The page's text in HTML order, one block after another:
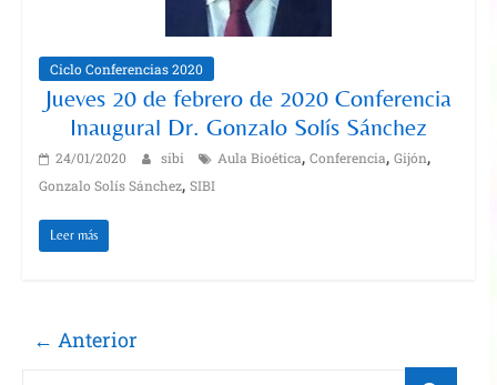
Ciclo Conferencias 2020
Jueves 20 de febrero de 2020 Conferencia
Inaugural Dr. Gonzalo Solís Sánchez
24/01/2020 sibi Aula Bioética, Conferencia, Gijón,
Gonzalo Solís Sánchez, SIBI
Leer más
← Anterior